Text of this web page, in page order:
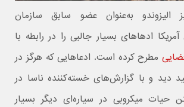
الیزوندو به‌عنوان عضو سابق سازمان
ادهاهای بسیار جالبی را در رابطه با
مطرح کرده است. ادعاهایی که هرگز در
دید و با گزارش‌های خسته‌کننده ناسا در
حیات میکروبی در سیاره‌ای دیگر بسیار